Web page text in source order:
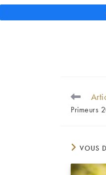
READ
MORE
ARTICLES
Primeurs
VOUS